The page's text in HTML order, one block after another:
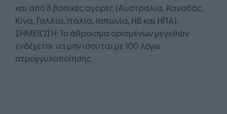
και από 8 βασικές αγορές (Αυστραλία, Καναδάς,
Κίνα, Γαλλία, Ιταλία, Ιαπωνία, ΗΒ και ΗΠΑ).
ΣΗΜΕΙΩΣΗ: Το άθροισμα ορισμένων μεγεθών
ενδέχεται να μην ισούται με 100 λόγω
στρογγυλοποίησης.